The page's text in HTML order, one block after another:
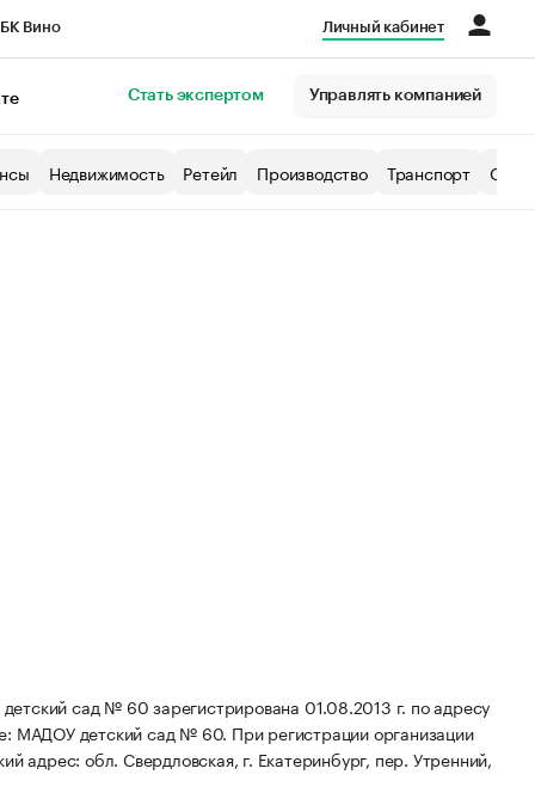
Вино Личный кабинет
Стать экспертом Управлять компанией
Недвижимость Ретейл Производство Транспорт
сад № 60 зарегистрирована 01.08.2013 г. по адресу
МАДОУ детский сад № 60. При регистрации организации
адрес: обл. Свердловская, г. Екатеринбург, пер. Утренний,